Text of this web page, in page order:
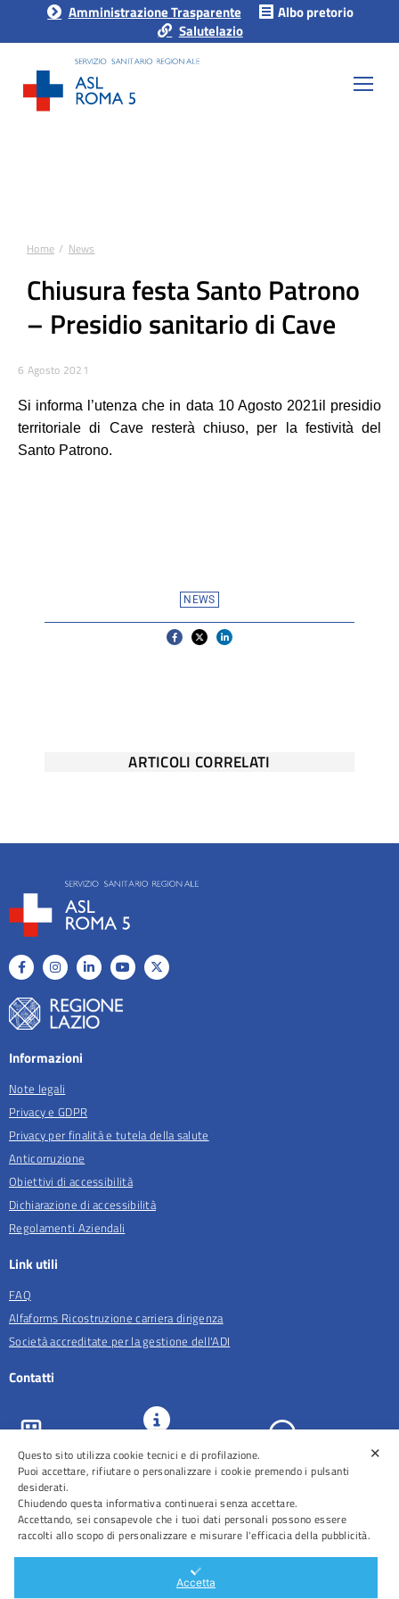
Amministrazione Trasparente
Albo pretorio
Salutelazio
Tu sei qui:
Home News
Chiusura festa Santo Patrono
– Presidio sanitario di Cave
6 Agosto 2021
Si informa l’utenza che in data 10 Agosto 2021il presidio
territoriale di Cave resterà chiuso, per la festività del
Santo Patrono.
NEWS
ARTICOLI CORRELATI
Informazioni
Note legali
Privacy e GDPR
Privacy per finalità e tutela della salute
Anticorruzione
Obiettivi di accessibilità
Dichiarazione di accessibilità
Regolamenti Aziendali
Link utili
FAQ
Alfaforms Ricostruzione carriera dirigenza
Società accreditate per la gestione dell'ADI
Contatti
ASL Roma 5
URP e
Comunicazione
Prenotazioni
✕
Questo sito utilizza cookie tecnici e di profilazione.
Puoi accettare, rifiutare o personalizzare i cookie premendo i pulsanti
desiderati.
Chiudendo questa informativa continuerai senza accettare.
Accettando, sei consapevole che i tuoi dati personali possono essere
raccolti allo scopo di personalizzare e misurare l'efficacia della pubblicità.
Accetta